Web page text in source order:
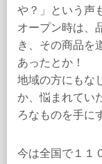
や？」という声
オープン時は、
き、その商品を
あったとか！
地域の方にもな
か、悩まれてい
ろなものを手に
今は全国で１１